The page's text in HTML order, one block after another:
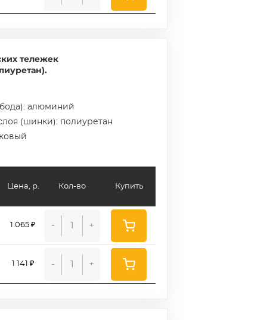
тележек
алюминий
(шинки): полиуретан
Цена, р.
1 065 ₽
1 141 ₽
Кол-во
- +
- +
Купить